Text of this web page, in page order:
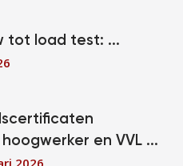
tot load test: ...
en VVL ...
2026